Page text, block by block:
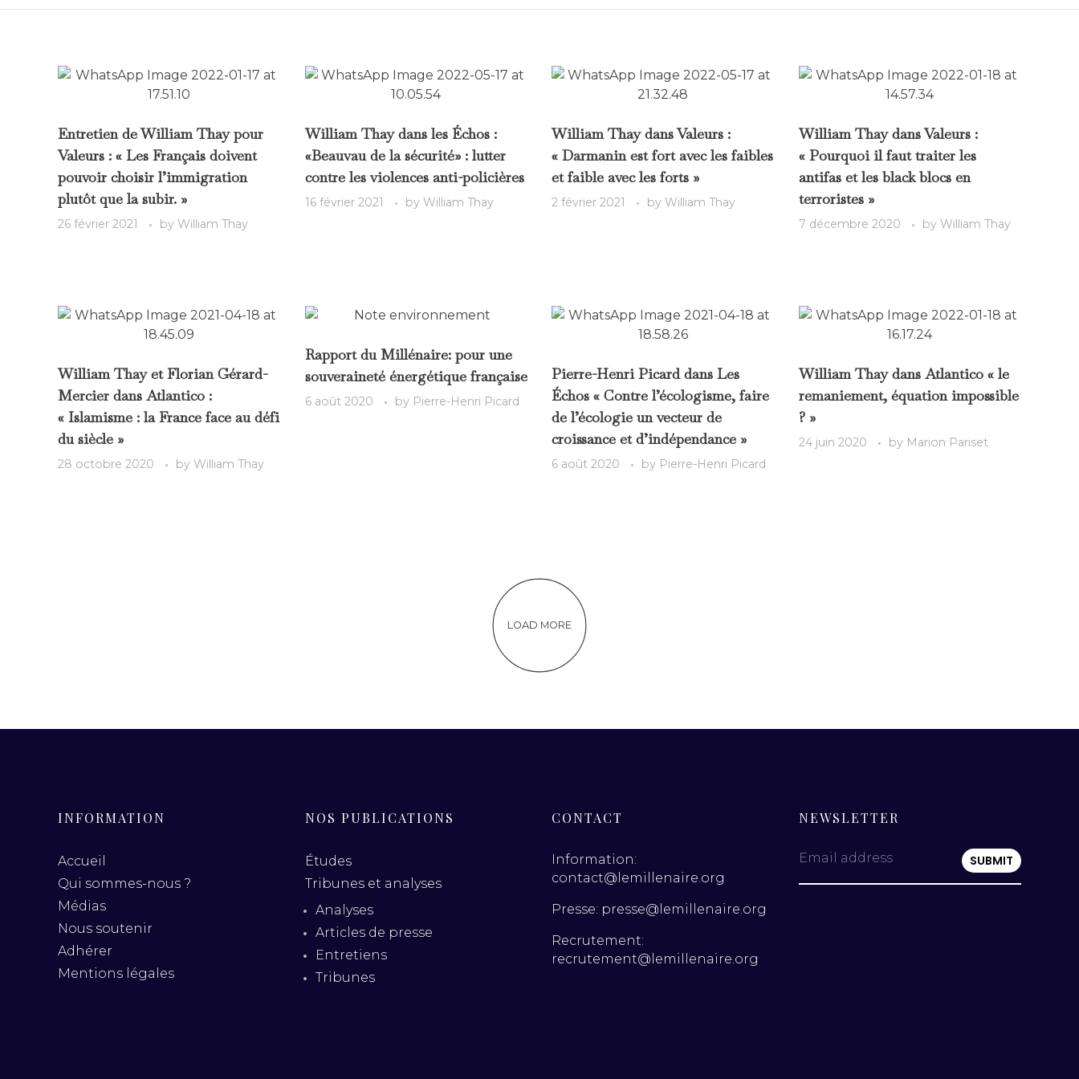
Entretien de William Thay pour
Valeurs : « Les Français doivent
pouvoir choisir l’immigration
plutôt que la subir. »
26 février 2021 by William Thay
William Thay dans les Échos :
«Beauvau de la sécurité» : lutter
contre les violences anti-policières
16 février 2021 by William Thay
William Thay dans Valeurs :
« Darmanin est fort avec les faibles
et faible avec les forts »
2 février 2021 by William Thay
William Thay dans Valeurs :
« Pourquoi il faut traiter les
antifas et les black blocs en
terroristes »
7 décembre 2020 by William Thay
William Thay et Florian Gérard-
Mercier dans Atlantico :
« Islamisme : la France face au défi
du siècle »
28 octobre 2020 by William Thay
Rapport du Millénaire: pour une
souveraineté énergétique française
6 août 2020 by Pierre-Henri Picard
Pierre-Henri Picard dans Les
Échos « Contre l’écologisme, faire
de l’écologie un vecteur de
croissance et d’indépendance »
6 août 2020 by Pierre-Henri Picard
William Thay dans Atlantico « le
remaniement, équation impossible
? »
24 juin 2020 by Marion Pariset
LOAD MORE
INFORMATION
Accueil
Qui sommes-nous ?
Médias
Nous soutenir
Adhérer
Mentions légales
NOS PUBLICATIONS
Études
Tribunes et analyses
Analyses
Articles de presse
Entretiens
Tribunes
CONTACT
Information:
contact@lemillenaire.org
Presse: presse@lemillenaire.org
Recrutement:
recrutement@lemillenaire.org
NEWSLETTER
Email address